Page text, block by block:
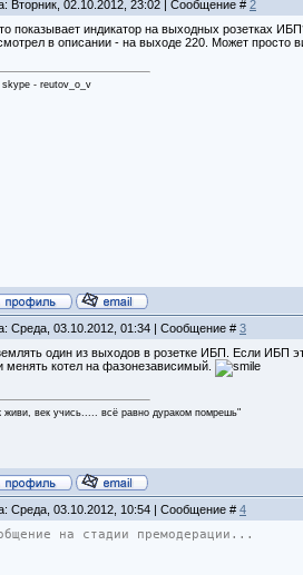
Вторник, 02.10.2012, 23:02 | Сообщение # 2
показывает индикатор на выходных розетках
в описании - на выходе 220. Может просто
skype - reutov_o_v
Среда, 03.10.2012, 01:34 | Сообщение # 3
один из выходов в розетке ИБП. Если ИБП
менять котел на фазонезависимый.
живи, век учись..... всё равно дураком помрешь"
Среда, 03.10.2012, 10:54 | Сообщение # 4
на стадии премодерации...